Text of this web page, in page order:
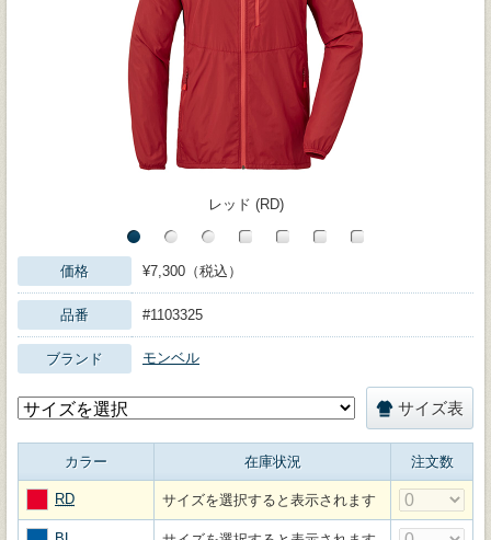
レッド (RD)
価格 ¥7,300（税込）
品番 #1103325
ブランド モンベル
サイズ表
カラー 在庫状況 注文数
RD サイズを選択すると表示されます